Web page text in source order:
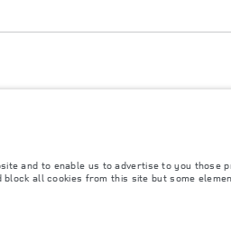
en raison notamment de
les spécifications de construction des
après le point de fabrication affecteront la
and to enable us to advertise to you those
all cookies from this site but some